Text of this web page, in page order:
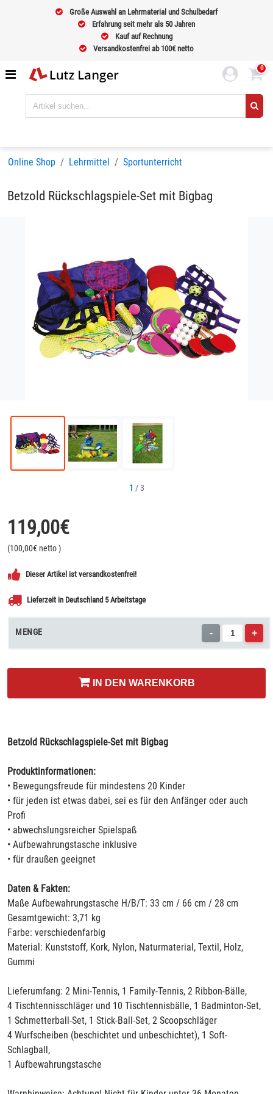
Große Auswahl an Lehrmaterial und Schulbedarf
Erfahrung seit mehr als 50 Jahren
Kauf auf Rechnung
Versandkostenfrei ab 100€ netto
0
Online Shop Lehrmittel Sportunterricht
Betzold Rückschlagspiele-Set mit Bigbag
1 /3
119,00€
(100,00€ netto)
Dieser Artikel ist versandkostenfrei!
Lieferzeit in Deutschland 5 Arbeitstage
MENGE - +
IN DEN WARENKORB
Betzold Rückschlagspiele-Set mit Bigbag
Produktinformationen:
• Bewegungsfreude für mindestens 20 Kinder
• für jeden ist etwas dabei, sei es für den Anfänger oder auch
Profi
• abwechslungsreicher Spielspaß
• Aufbewahrungstasche inklusive
• für draußen geeignet
Daten & Fakten:
Maße Aufbewahrungstasche H/B/T: 33 cm / 66 cm / 28 cm
Gesamtgewicht: 3,71 kg
Farbe: verschiedenfarbig
Material: Kunststoff, Kork, Nylon, Naturmaterial, Textil, Holz,
Gummi
Lieferumfang: 2 Mini-Tennis, 1 Family-Tennis, 2 Ribbon-Bälle,
4 Tischtennisschläger und 10 Tischtennisbälle, 1 Badminton-Set,
1 Schmetterball-Set, 1 Stick-Ball-Set, 2 Scoopschläger
4 Wurfscheiben (beschichtet und unbeschichtet), 1 Soft-
Schlagball,
1 Aufbewahrungstasche